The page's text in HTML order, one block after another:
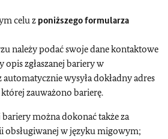
celu z poniższego formularza
należy podać swoje dane kontaktowe
zgłaszanej bariery w
wysyła dokładny adres
zauważono barierę.
bariery można dokonać także za
w języku migowym;